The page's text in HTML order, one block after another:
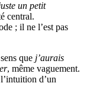
un petit
central.
; il ne l’est pas
que j’aurais
, même vaguement.
d’un